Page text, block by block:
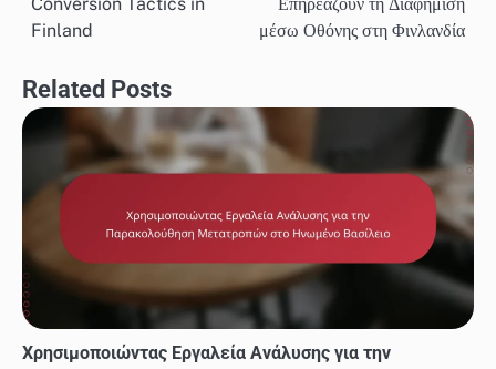
navigation
Finland
μέσω Οθόνης στη Φινλανδία
Related Posts
Χρησιμοποιώντας Εργαλεία Ανάλυσης για την